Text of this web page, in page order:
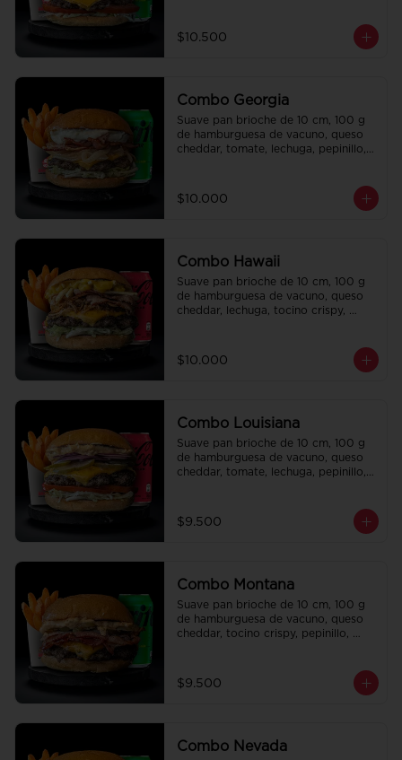
Papas fritas perfectamente
condimentadas, salsa de la casa de
$10.500
Combo Georgia
Suave pan brioche de 10 cm, 100 g
de hamburguesa de vacuno, queso
cheddar, tomate, lechuga, pepinillo,
condimentadas, salsa de la casa de
regalo a elección y una bebida de
$10.000
Combo Hawaii
Suave pan brioche de 10 cm, 100 g
de hamburguesa de vacuno, queso
cheddar, lechuga, tocino crispy,
perfectamente condimentadas, salsa
de la casa de regalo a elección y una
$10.000
Combo Louisiana
Suave pan brioche de 10 cm, 100 g
de hamburguesa de vacuno, queso
cheddar, tomate, lechuga, pepinillo,
condimentadas, salsa de la casa de
regalo a elección y una bebida de
$9.500
Combo Montana
Suave pan brioche de 10 cm, 100 g
de hamburguesa de vacuno, queso
cheddar, tocino crispy, pepinillo,
salsa de la casa de regalo a elección
y una Bebida de 350 cc a elección.
$9.500
Combo Nevada